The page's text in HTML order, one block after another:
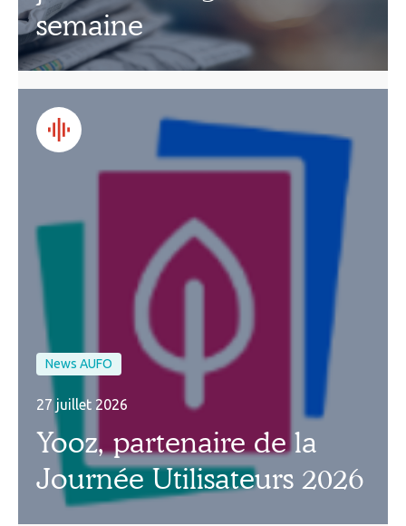
semaine
News AUFO
27 juillet 2026
Yooz, partenaire de la
Journée Utilisateurs 2026